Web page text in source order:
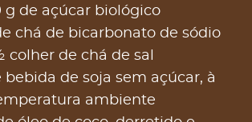
g de açúcar biológico
chá de bicarbonato de sódio
colher de chá de sal
de soja sem açúcar, à
ambiente